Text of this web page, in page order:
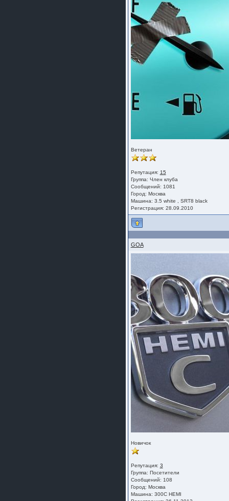
Ветеран
Репутация: 15
Группа: Член клуба
Сообщений: 1081
Город: Москва
Машина: 3.5 white , SRT8 black
Регистрация: 28.09.2010
GOA
Новичок
Репутация: 3
Группа: Посетители
Сообщений: 108
Город: Москва
Машина: 300C HEMI